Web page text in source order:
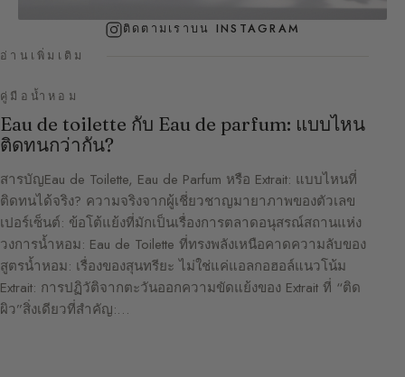
ติดตามเราบน INSTAGRAM
อ่านเพิ่มเติม
คู่มือน้ำหอม
Eau de toilette กับ Eau de parfum: แบบไหน
ติดทนกว่ากัน?
สารบัญEau de Toilette, Eau de Parfum หรือ Extrait: แบบไหนที่
ติดทนได้จริง? ความจริงจากผู้เชี่ยวชาญมายาภาพของตัวเลข
เปอร์เซ็นต์: ข้อโต้แย้งที่มักเป็นเรื่องการตลาดอนุสรณ์สถานแห่ง
วงการน้ำหอม: Eau de Toilette ที่ทรงพลังเหนือคาดความลับของ
สูตรน้ำหอม: เรื่องของสุนทรียะ ไม่ใช่แค่แอลกอฮอล์แนวโน้ม
Extrait: การปฏิวัติจากตะวันออกความขัดแย้งของ Extrait ที่ “ติด
ผิว”สิ่งเดียวที่สำคัญ:…